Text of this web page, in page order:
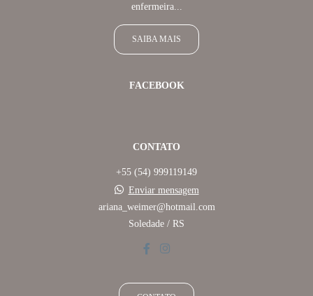
enfermeira...
SAIBA MAIS
FACEBOOK
CONTATO
+55 (54) 999119149
Enviar mensagem
ariana_weimer@hotmail.com
Soledade / RS